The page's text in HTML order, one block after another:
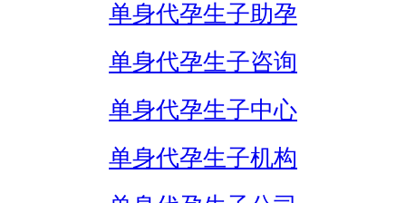
单身代孕生子助孕
单身代孕生子咨询
单身代孕生子中心
单身代孕生子机构